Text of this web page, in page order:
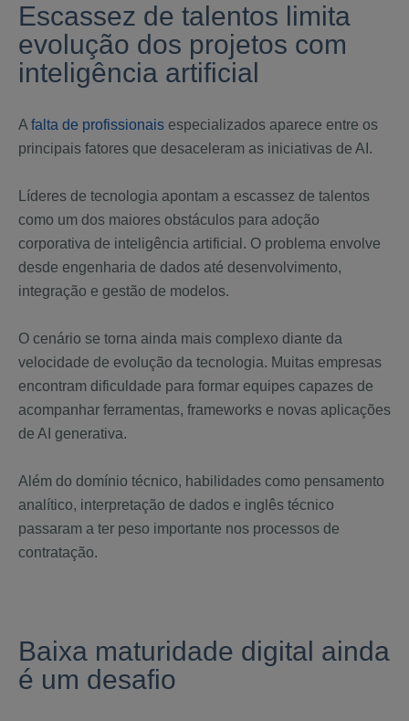
Escassez de talentos limita
evolução dos projetos com
inteligência artificial
A falta de profissionais especializados aparece entre os
principais fatores que desaceleram as iniciativas de AI.
Líderes de tecnologia apontam a escassez de talentos
como um dos maiores obstáculos para adoção
corporativa de inteligência artificial. O problema envolve
desde engenharia de dados até desenvolvimento,
integração e gestão de modelos.
O cenário se torna ainda mais complexo diante da
velocidade de evolução da tecnologia. Muitas empresas
encontram dificuldade para formar equipes capazes de
acompanhar ferramentas, frameworks e novas aplicações
de AI generativa.
Além do domínio técnico, habilidades como pensamento
analítico, interpretação de dados e inglês técnico
passaram a ter peso importante nos processos de
contratação.
Baixa maturidade digital ainda
é um desafio